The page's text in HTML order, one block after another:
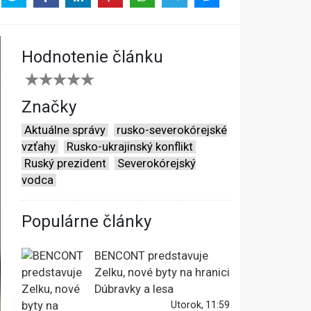
Hodnotenie článku
Značky
Aktuálne správy
rusko-severokórejské
vzťahy
Rusko-ukrajinský konflikt
Ruský prezident
Severokórejský
vodca
Populárne články
BENCONT predstavuje
Zelku, nové byty na hranici
Dúbravky a lesa
Utorok, 11:59